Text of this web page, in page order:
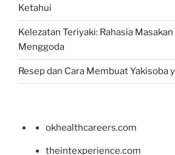
Ketahui
Kelezatan Teriyaki: Rahasia
Menggoda
Resep dan Cara Membuat Yakisoba
okhealthcareers.com
theintexperience.com